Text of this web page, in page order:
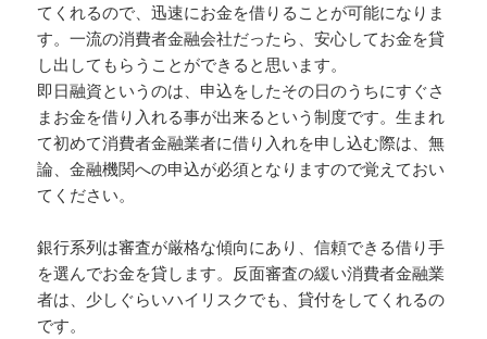
てくれるので、迅速にお金を借りることが可能になりま
す。一流の消費者金融会社だったら、安心してお金を貸
し出してもらうことができると思います。
即日融資というのは、申込をしたその日のうちにすぐさ
まお金を借り入れる事が出来るという制度です。生まれ
て初めて消費者金融業者に借り入れを申し込む際は、無
論、金融機関への申込が必須となりますので覚えておい
てください。
銀行系列は審査が厳格な傾向にあり、信頼できる借り手
を選んでお金を貸します。反面審査の緩い消費者金融業
者は、少しぐらいハイリスクでも、貸付をしてくれるの
です。